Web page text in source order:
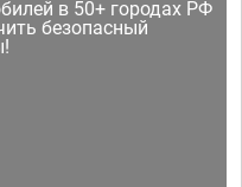
в 50+ городах РФ
безопасный